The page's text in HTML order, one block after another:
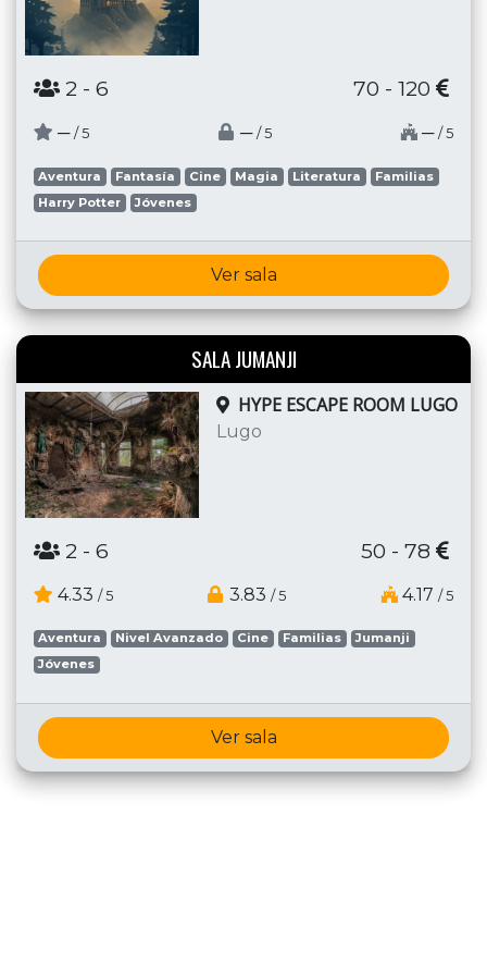
2 - 6 70 - 120
─ / 5 ─ / 5 ─ / 5
Aventura Fantasía Cine Magia Literatura
Familias
Harry Potter
Jóvenes
Ver sala
SALA JUMANJI
HYPE ESCAPE ROOM LUGO
Lugo
2 - 6 50 - 78
4.33 / 5 3.83 / 5 4.17 / 5
Aventura Nivel Avanzado Cine Familias
Jumanji
Jóvenes
Ver sala